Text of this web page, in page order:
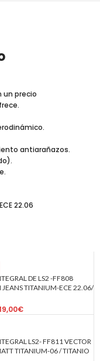
un precio
antiarañazos.
22.06
DE LS2 -FF808
JEANS TITANIUM-ECE 22.06/
€
LS2- FF811 VECTOR
TITANIUM-06 / TITANIO